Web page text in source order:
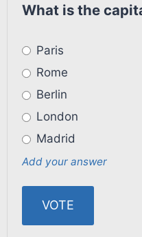
What is the
Paris
Rome
Berlin
London
Madrid
Add your answer